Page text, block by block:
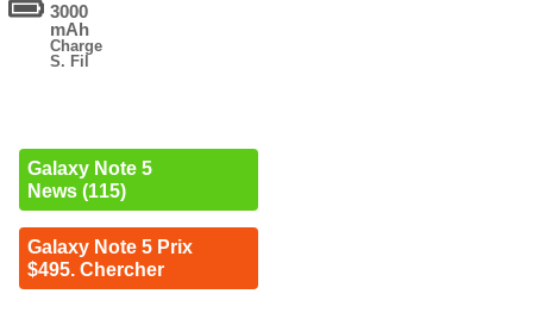
3000
mAh
Charge
S. Fil
Galaxy Note 5
News (115)
Galaxy Note 5 Prix
$495. Chercher